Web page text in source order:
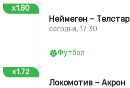
x1.80
Неймеген – Телстар
сегодня, 17:30
Футбол
x1.72
Локомотив – Акрон